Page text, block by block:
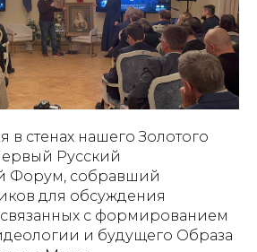
в стенах нашего Золотого
Русский
Форум, собравший
для обсуждения
с формированием
и будущего Образа